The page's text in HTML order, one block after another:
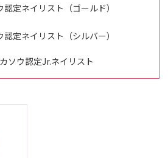
認定ネイリスト（ゴールド）
認定ネイリスト（シルバー）
ソウ認定Jr.ネイリスト